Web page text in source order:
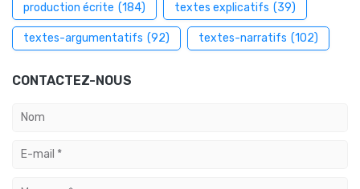
production écrite (184) textes explicatifs (39)
textes-argumentatifs (92) textes-narratifs (102)
CONTACTEZ-NOUS